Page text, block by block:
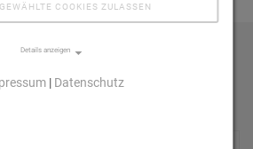
COOKIES ZULASSEN
Details anzeigen
| Datenschutz